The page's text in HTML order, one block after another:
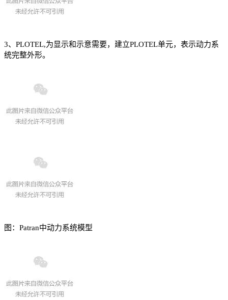
3、PLOTEL,为显示和示意需要，建立PLOTEL单元，表示动力系
统完整外形。
图：Patran中动力系统模型